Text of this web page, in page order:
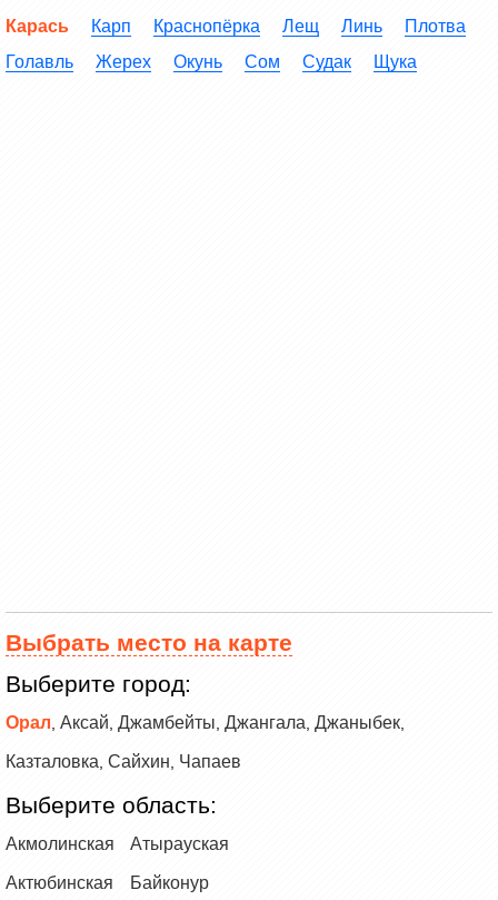
Карась Карп Краснопёрка Лещ Линь
Плотва
Голавль
Жерех Окунь Сом Судак Щука
Выбрать место на карте
Выберите город:
Орал Аксай Джамбейты Джангала Джаныбек
Казталовка Сайхин Чапаев
Выберите область:
Акмолинская
Актюбинская
Атырауская
Байконур